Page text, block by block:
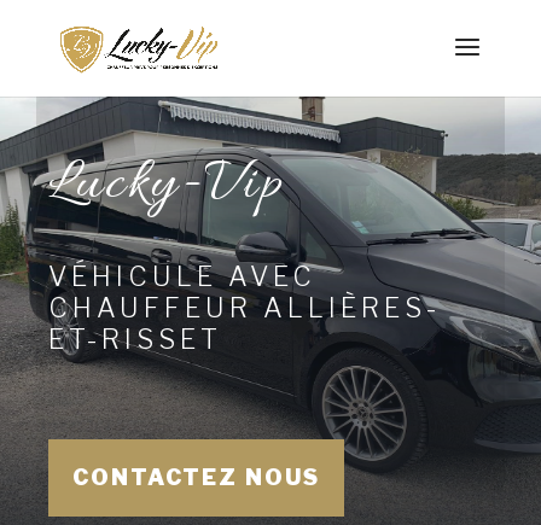
Lucky-Vip
VÉHICULE AVEC
CHAUFFEUR ALLIÈRES-
ET-RISSET
CONTACTEZ NOUS